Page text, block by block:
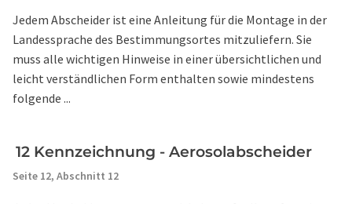
Jedem Abscheider ist eine Anleitung für die Montage in der
Landessprache des Bestimmungsortes mitzuliefern. Sie
muss alle wichtigen Hinweise in einer übersichtlichen und
leicht verständlichen Form enthalten sowie mindestens
folgende ...
12 Kennzeichnung - Aerosolabscheider
Seite 12, Abschnitt 12